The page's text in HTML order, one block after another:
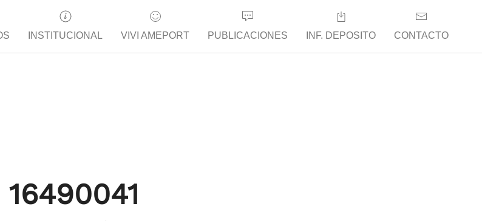
INSTITUCIONAL VIVI AMEPORT PUBLICACIONES INF. DEPOSITO CONTACTO
16490041